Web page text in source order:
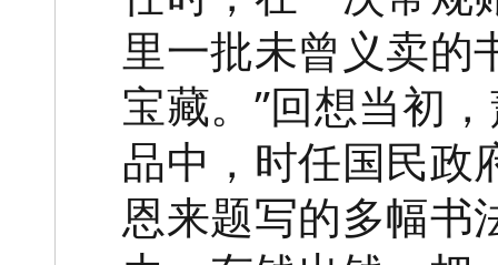
里一批未曾义卖的
宝藏。”回想当初
品中，时任国民政
恩来题写的多幅书